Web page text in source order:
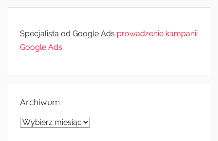
Specjalista od Google Ads prowadzenie kampanii
Google Ads
Archiwum
Archiwum